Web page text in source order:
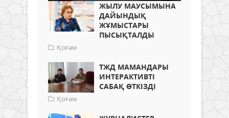
ЖЫЛУ МАУСЫМЫНА
ДАЙЫНДЫҚ
ЖҰМЫСТАРЫ
ПЫСЫҚТАЛДЫ
Қоғам
ТЖД МАМАНДАРЫ
ИНТЕРАКТИВТІ
САБАҚ ӨТКІЗДІ
Қоғам